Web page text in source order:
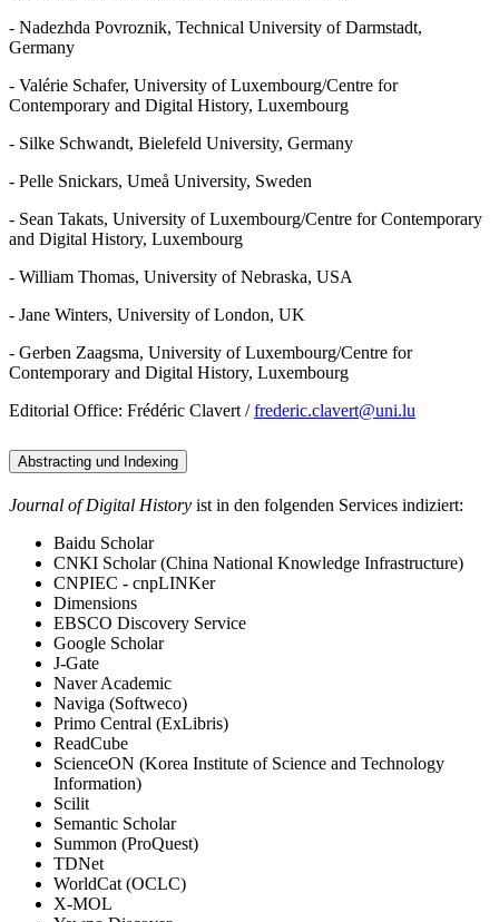
- Nadezhda Povroznik, Technical University of Darmstadt,
Germany
- Valérie Schafer, University of Luxembourg/Centre for
Contemporary and Digital History, Luxembourg
- Silke Schwandt, Bielefeld University, Germany
- Pelle Snickars, Umeå University, Sweden
- Sean Takats, University of Luxembourg/Centre for Contemporary
and Digital History, Luxembourg
- William Thomas, University of Nebraska, USA
- Jane Winters, University of London, UK
- Gerben Zaagsma, University of Luxembourg/Centre for
Contemporary and Digital History, Luxembourg
Editorial Office: Frédéric Clavert /frederic.clavert@uni.lu
Abstracting und Indexing
Journal of Digital History ist in den folgenden Services indiziert:
Baidu Scholar
CNKI Scholar (China National Knowledge Infrastructure)
CNPIEC - cnpLINKer
Dimensions
EBSCO Discovery Service
Google Scholar
J-Gate
Naver Academic
Naviga (Softweco)
Primo Central (ExLibris)
ReadCube
ScienceON (Korea Institute of Science and Technology
Information)
Scilit
Semantic Scholar
Summon (ProQuest)
TDNet
WorldCat (OCLC)
X-MOL